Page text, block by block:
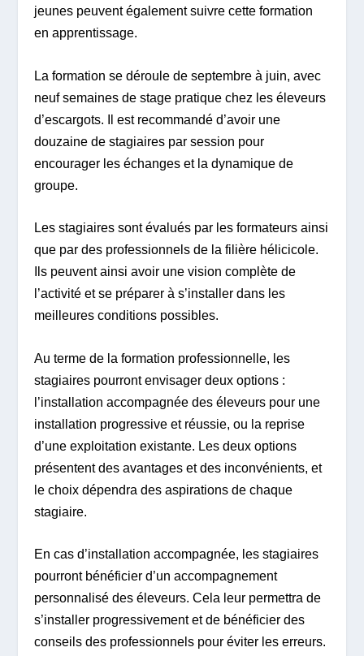
jeunes peuvent également suivre cette formation
en apprentissage.
La formation se déroule de septembre à juin, avec
neuf semaines de stage pratique chez les éleveurs
d’escargots. Il est recommandé d’avoir une
douzaine de stagiaires par session pour
encourager les échanges et la dynamique de
groupe.
Les stagiaires sont évalués par les formateurs ainsi
que par des professionnels de la filière hélicicole.
Ils peuvent ainsi avoir une vision complète de
l’activité et se préparer à s’installer dans les
meilleures conditions possibles.
Au terme de la formation professionnelle, les
stagiaires pourront envisager deux options :
l’installation accompagnée des éleveurs pour une
installation progressive et réussie, ou la reprise
d’une exploitation existante. Les deux options
présentent des avantages et des inconvénients, et
le choix dépendra des aspirations de chaque
stagiaire.
En cas d’installation accompagnée, les stagiaires
pourront bénéficier d’un accompagnement
personnalisé des éleveurs. Cela leur permettra de
s’installer progressivement et de bénéficier des
conseils des professionnels pour éviter les erreurs.